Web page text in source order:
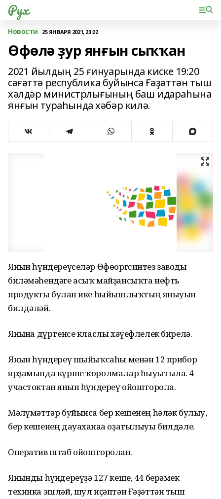
Рух
Новости 25 ЯНВАРЯ 2021, 23:22
Өфөлә ҙур янғын сыҡҡан
2021 йылдың 25 ғинуарында киске 19:20
сәғәттә республика буйынса Ғәҙәттән тыш
хәлдәр министрлығының баш идараһына
янғын тураһында хәбәр килә.
Янғын һүндереүселәр Өфөоргсинтез заводы
биләмәһендәге асыҡ майҙансыҡта нефть
продукты булған ике һыйышлыҡтың яныуын
билдәләй.
Янғынға дүртенсе класлы хәүефлелек бирелә.
Янғын һүндереү шыйыҡсаһы менән 12 прибор
ярҙамында күрше ҡоролмалар һыуытыла. 4
участоктан янғын һүндереү ойошторола.
Мәғлүмәттәр буйынса бер кешенең һәләк булыу,
бер кешенең дауаханаға оҙатылыуы билдәле.
Оператив штаб ойошторолған.
Янғынды һүндереүҙә 127 кеше, 44 берәмек
техника эшләй, шул иҫәптән Ғәҙәттән тыш